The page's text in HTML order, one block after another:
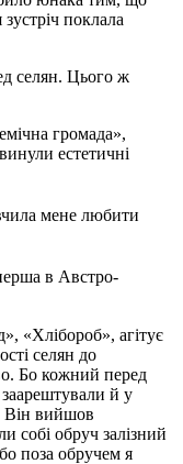
поклала
селян. Цього ж
громада»,
естетичні
мене любити
в Австро-
«Хлібороб», агітує
селян до
Бо кожний перед
й у
Він вийшов
собі обруч залізний
поза обручем я